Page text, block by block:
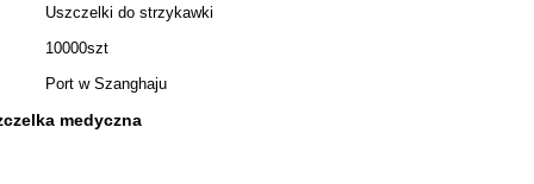
Uszczelki do strzykawki
10000szt
Port w Szanghaju
medyczna